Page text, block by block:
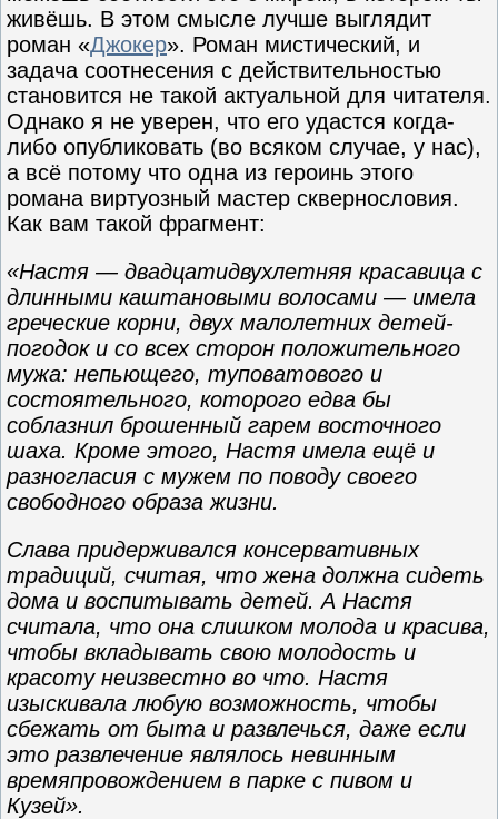
живёшь. В этом смысле лучше выглядит
роман «Джокер». Роман мистический, и
задача соотнесения с действительностью
становится не такой актуальной для читателя.
Однако я не уверен, что его удастся когда-
либо опубликовать (во всяком случае, у нас),
а всё потому что одна из героинь этого
романа виртуозный мастер сквернословия.
Как вам такой фрагмент:
«Настя — двадцатидвухлетняя красавица с
длинными каштановыми волосами — имела
греческие корни, двух малолетних детей-
погодок и со всех сторон положительного
мужа: непьющего, туповатового и
состоятельного, которого едва бы
соблазнил брошенный гарем восточного
шаха. Кроме этого, Настя имела ещё и
разногласия с мужем по поводу своего
свободного образа жизни.
Слава придерживался консервативных
традиций, считая, что жена должна сидеть
дома и воспитывать детей. А Настя
считала, что она слишком молода и красива,
чтобы вкладывать свою молодость и
красоту неизвестно во что. Настя
изыскивала любую возможность, чтобы
сбежать от быта и развлечься, даже если
это развлечение являлось невинным
времяпровождением в парке с пивом и
Кузей».